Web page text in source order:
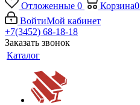
Отложенные 0 Корзина0
ВойтиМой кабинет
+7(3452) 68-18-18
Заказать звонок
Каталог